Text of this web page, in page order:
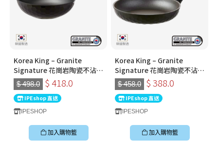
Korea King – Granite
Signature 花崗岩陶瓷不沾鍋
〡28cm深炒鍋 〡經典炭黑色
〡韓國製易潔鑊
$ 498.0 $ 418.0
IPEshop 直送
IPESHOP
加入購物籃
Korea King – Granite
Signature 花崗岩陶瓷不沾鍋
〡24cm平底鍋〡經典炭黑色
〡韓國製易潔鑊
$ 458.0 $ 388.0
IPEshop 直送
IPESHOP
加入購物籃